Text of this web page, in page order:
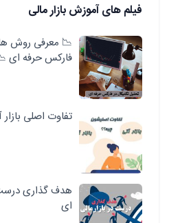
فیلم های آموزش بازار مالی
📉 معرفی روش
فارکس حرفه ای
تفاوت اصلی
هدف گذاری
ای